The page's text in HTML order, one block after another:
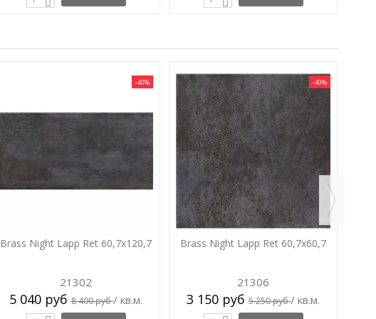
-40%
Brass Night Lapp Ret 60,7x120,7
21302
5 040 руб 8 400 руб/ кв.м.
-40%
Brass Night Lapp Ret 60,7x60,7
21306
3 150 руб 5 250 руб/ кв.м.